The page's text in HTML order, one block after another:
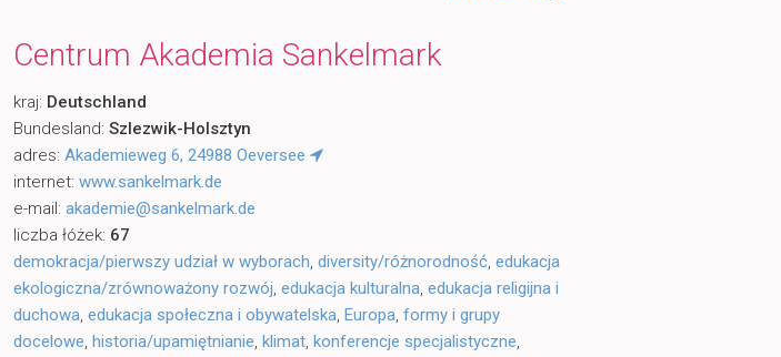
Centrum Akademia Sankelmark
kraj: Deutschland
Bundesland: Szlezwik-Holsztyn
adres: Akademieweg 6, 24988 Oeversee
internet: www.sankelmark.de
e-mail: akademie@sankelmark.de
liczba łóżek: 67
demokracja/pierwszy udział w wyborach, diversity/różnorodność, edukacja
ekologiczna/zrównoważony rozwój, edukacja kulturalna, edukacja religijna i
duchowa, edukacja społeczna i obywatelska, Europa, formy i grupy
docelowe, historia/upamiętnianie, klimat, konferencje specjalistyczne,